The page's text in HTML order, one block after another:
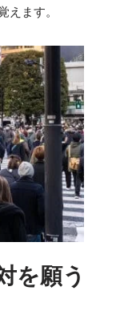
えます。
を願う